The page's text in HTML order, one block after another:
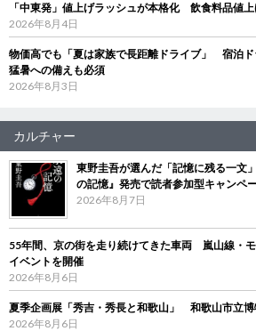
「中東発」値上げラッシュが本格化 飲食料品値
2026年8月4日
物価高でも「夏は家族で長距離ドライブ」 宿泊ド
猛暑への備えも必須
2026年8月3日
カルチャー
東野圭吾が選んだ「記憶に残る一
の記憶』発売で読者参加型キャンペ
2026年8月7日
55年間、京の街を走り続けてきた車両 嵐山線・
イベントを開催
2026年8月6日
夏季企画展「秀吉・秀長と和歌山」 和歌山市立博
2026年8月6日